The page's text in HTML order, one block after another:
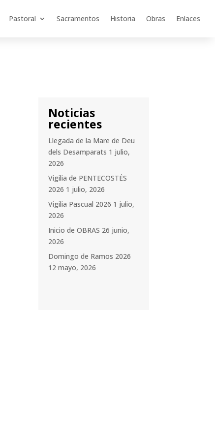
Pastoral Sacramentos Historia Obras Enlaces
Noticias
recientes
Llegada de la Mare de Deu
dels Desamparats 1 julio,
2026
Vigilia de PENTECOSTÉS
2026 1 julio, 2026
Vigilia Pascual 2026 1 julio,
2026
Inicio de OBRAS 26 junio,
2026
Domingo de Ramos 2026
12 mayo, 2026